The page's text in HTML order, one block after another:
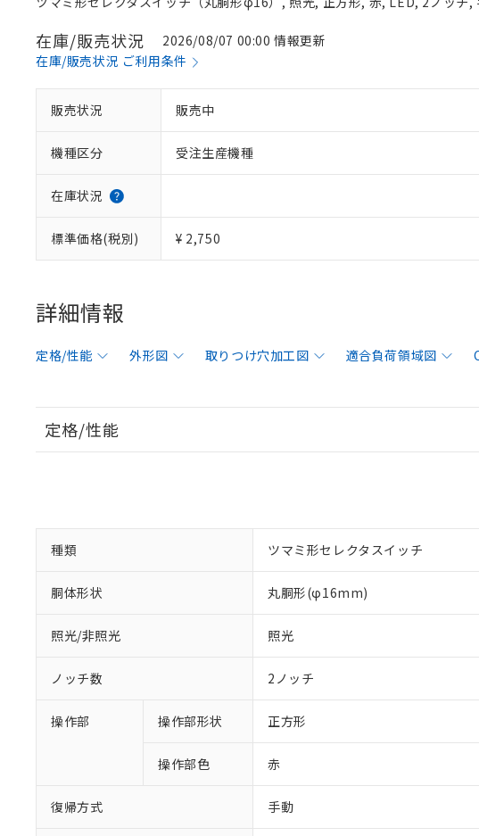
在庫/販売状況
2026/08/07 00:00 情報更新
在庫/販売状況 ご利用条件
販売状況 販売中
機種区分 受注生産機種
在庫状況
標準価格(税別) ¥ 2,750
詳細情報
定格/性能 外形図 取りつけ穴加工図 適合負荷領域図
定格/性能
種類 ツマミ形セレクタスイッチ
胴体形状 丸胴形(φ16mm)
照光/非照光 照光
ノッチ数 2ノッチ
操作部 操作部形状 正方形
操作部色 赤
復帰方式 手動